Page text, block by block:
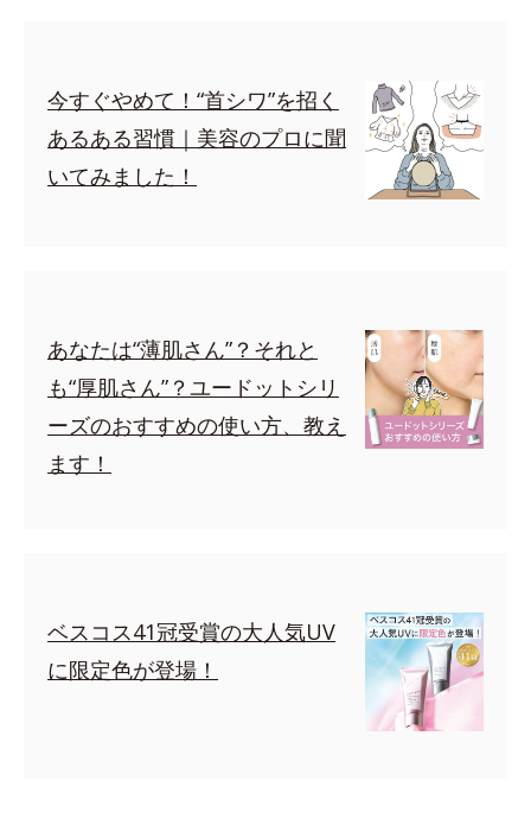
今すぐやめて！“首シワ”を招く
あるある習慣｜美容のプロに聞
いてみました！
あなたは“薄肌さん”？それと
も“厚肌さん”？ユードットシリ
ーズのおすすめの使い方、教え
ます！
ベスコス41冠受賞の大人気UV
に限定色が登場！